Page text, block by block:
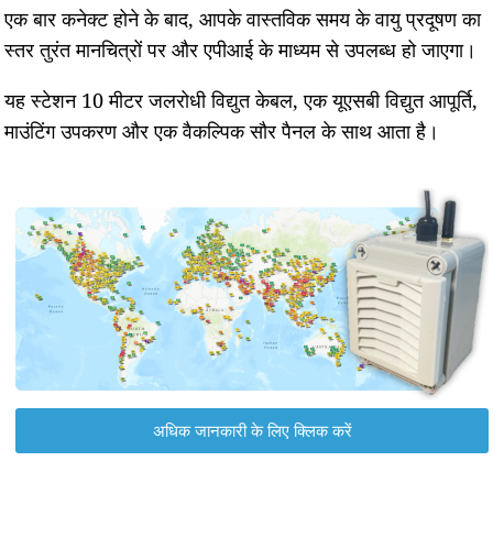
एक बार कनेक्ट होने के बाद, आपके वास्तविक समय के वायु प्रदूषण का
स्तर तुरंत मानचित्रों पर और एपीआई के माध्यम से उपलब्ध हो जाएगा।
यह स्टेशन 10 मीटर जलरोधी विद्युत केबल, एक यूएसबी विद्युत आपूर्ति,
माउंटिंग उपकरण और एक वैकल्पिक सौर पैनल के साथ आता है।
अधिक जानकारी के लिए क्लिक करें